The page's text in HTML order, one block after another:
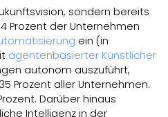
sondern bereits
Prozent der Unternehmen
ein (in
agentenbasierter Künstlicher
autonom auszuführt,
Prozent aller Unternehmen.
Darüber hinaus
Intelligenz in der